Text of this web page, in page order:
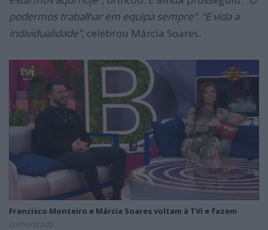
podermos trabalhar em equipa sempre”. “E vida a
individualidade”, celebrou Márcia Soares.
Francisco Monteiro e Márcia Soares voltam à TVI e fazem
comunicado